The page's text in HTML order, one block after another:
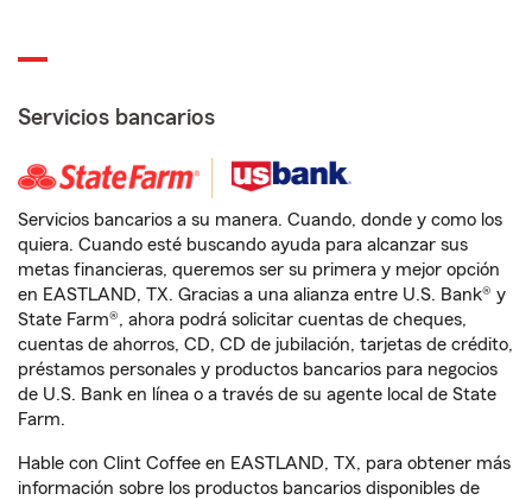
Servicios bancarios
Servicios bancarios a su manera. Cuando, donde y como los
quiera. Cuando esté buscando ayuda para alcanzar sus
metas financieras, queremos ser su primera y mejor opción
en EASTLAND, TX. Gracias a una alianza entre U.S. Bank® y
State Farm®, ahora podrá solicitar cuentas de cheques,
cuentas de ahorros, CD, CD de jubilación, tarjetas de crédito,
préstamos personales y productos bancarios para negocios
de U.S. Bank en línea o a través de su agente local de State
Farm.
Hable con Clint Coffee en EASTLAND, TX, para obtener más
información sobre los productos bancarios disponibles de